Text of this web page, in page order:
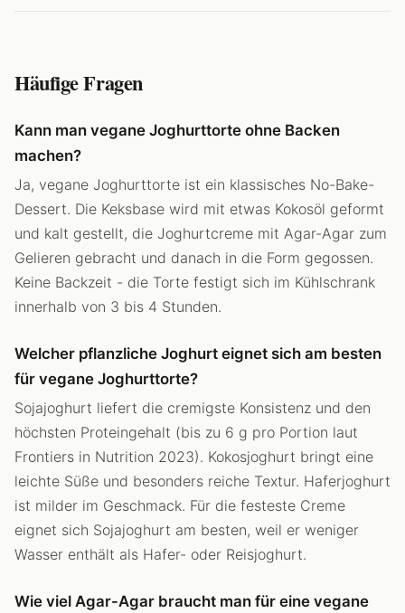
Häufige Fragen
Kann man vegane Joghurttorte ohne Backen
machen?
Ja, vegane Joghurttorte ist ein klassisches No-Bake-
Dessert. Die Keksbase wird mit etwas Kokosöl geformt
und kalt gestellt, die Joghurtcreme mit Agar-Agar zum
Gelieren gebracht und danach in die Form gegossen.
Keine Backzeit - die Torte festigt sich im Kühlschrank
innerhalb von 3 bis 4 Stunden.
Welcher pflanzliche Joghurt eignet sich am besten
für vegane Joghurttorte?
Sojajoghurt liefert die cremigste Konsistenz und den
höchsten Proteingehalt (bis zu 6 g pro Portion laut
Frontiers in Nutrition 2023). Kokosjoghurt bringt eine
leichte Süße und besonders reiche Textur. Haferjoghurt
ist milder im Geschmack. Für die festeste Creme
eignet sich Sojajoghurt am besten, weil er weniger
Wasser enthält als Hafer- oder Reisjoghurt.
Wie viel Agar-Agar braucht man für eine vegane